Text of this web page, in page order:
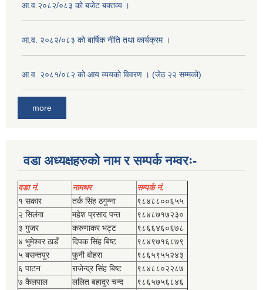
आ.व.२०८२/०८३ को बजेट बक्तव्य ।
आ.व. २०८२/०८३ को बार्षिक नीति तथा कार्यक्रम ।
आ.व. २०८१/०८२ को आय व्ययको विवरण । (जेठ २२ सम्मको)
more
वडा अध्यक्षहरुको नाम र सम्पर्क नम्वरः-
वडा नं. नामथर
सम्पर्क नं.
१ सकार
तर्क सिंह ठगुन्‍ना
९८४८८००६५५
२ सिलंगा
महेश प्रसाद पन्त
९८४८७१७२३०
३ गुजर
करुणाकर भट्ट
९८६६४६०६७८
४ भुमेश्‍वर ठाडँ
दिपक सिंह बिष्‍ट
९८४९७१६८७९
५ बसन्तपुर
फुनी बोहरा
९८६५९५५२४३
६ पाटन
राजेन्द्र सिंह बिष्‍ट
९८४८८०२२८७
७ कैलपाल
ललित बहादुर चन्द ९८६५७५६८४६